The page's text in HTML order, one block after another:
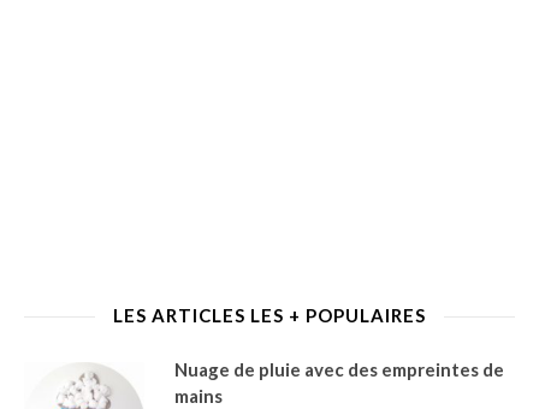
LES ARTICLES LES + POPULAIRES
Nuage de pluie avec des empreintes de
mains